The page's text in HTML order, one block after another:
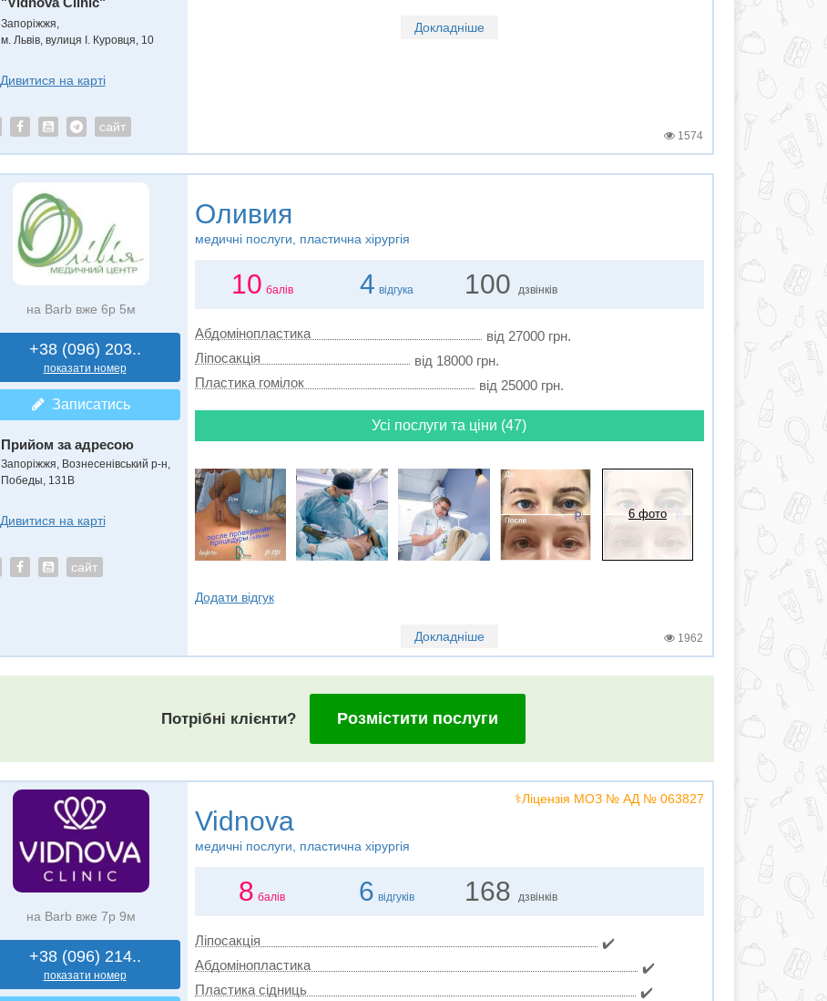
Запоріжжя,
м. Львів, вулиця І. Куровця, 10
Дивитися на карті
сайт
Докладніше
1574
на Barb вже 6р 5м
+38 (096) 203..
показати номер
Записатись
Прийом за адресою
Запоріжжя, Вознесенівський р-н,
Победы, 131В
Дивитися на карті
сайт
Оливия
медичні послуги, пластична хірургія
10 балів 4 відгука 100 дзвінків
Абдомінопластика
від 27000 грн.
Ліпосакція
від 18000 грн.
Пластика гомілок
від 25000 грн.
Усі послуги та ціни (47)
6 фото
Додати відгук
Докладніше 1962
Потрібні клієнти? Розмістити послуги
на Barb вже 7р 9м
+38 (096) 214..
показати номер
⚕️Ліцензія МОЗ № АД № 063827
Vidnova
медичні послуги, пластична хірургія
8 балів 6 відгуків 168 дзвінків
Ліпосакція
✔️
Абдомінопластика
✔️
Пластика сідниць
✔️